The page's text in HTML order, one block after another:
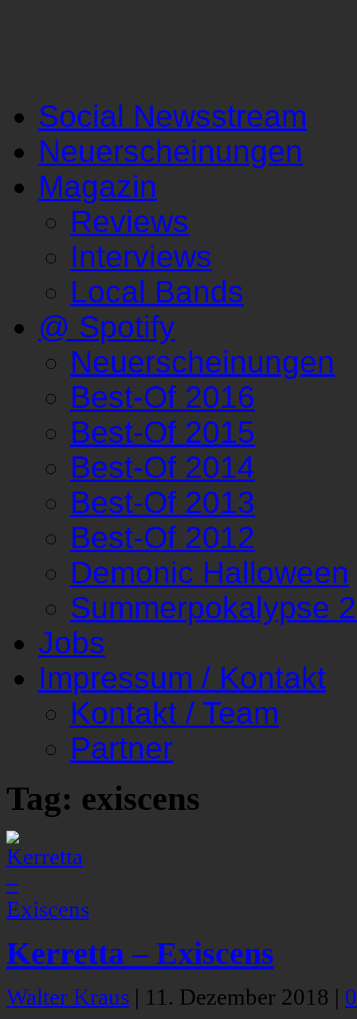
Social Newsstream
Neuerscheinungen
Magazin
Reviews
Interviews
Local Bands
@ Spotify
Neuerscheinungen
Best-Of 2016
Best-Of 2015
Best-Of 2014
Best-Of 2013
Best-Of 2012
Demonic Halloween
Summerpokalypse
Jobs
Impressum / Kontakt
Kontakt / Team
Partner
Tag: exiscens
Kerretta – Exiscens
Walter Kraus | 11. Dezember 2018 |